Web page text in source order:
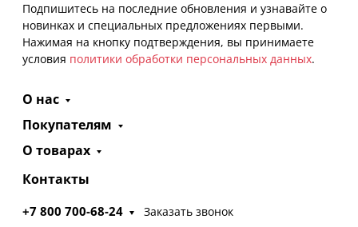
Подпишитесь на последние обновления и узнавайте о
новинках и специальных предложениях первыми.
Нажимая на кнопку подтверждения, вы принимаете
условия политики обработки персональных данных.
О нас
Покупателям
О товарах
Контакты
+7 800 700-68-24 Заказать звонок